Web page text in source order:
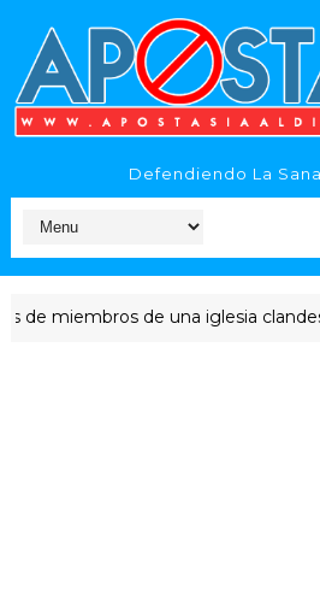
Defendiendo La
de una iglesia clandestina